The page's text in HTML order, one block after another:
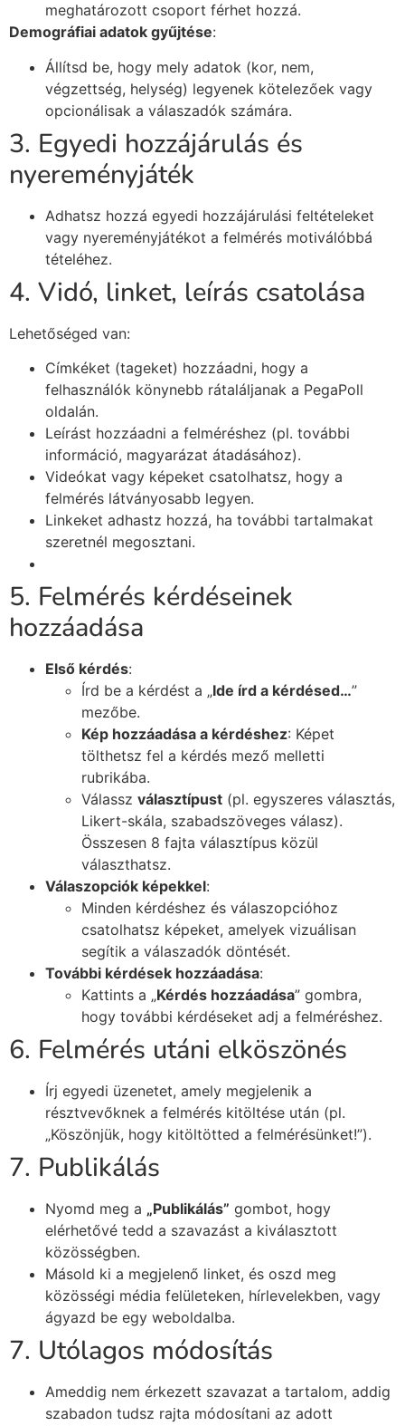
meghatározott csoport férhet hozzá.
Demográfiai adatok gyűjtése:
Állítsd be, hogy mely adatok (kor, nem,
végzettség, helység) legyenek kötelezőek vagy
opcionálisak a válaszadók számára.
3. Egyedi hozzájárulás és
nyereményjáték
Adhatsz hozzá egyedi hozzájárulási feltételeket
vagy nyereményjátékot a felmérés motiválóbbá
tételéhez.
4. Vidó, linket, leírás csatolása
Lehetőséged van:
Címkéket (tageket) hozzáadni, hogy a
felhasználók könynebb rátaláljanak a PegaPoll
oldalán.
Leírást hozzáadni a felméréshez (pl. további
információ, magyarázat átadásához).
Videókat vagy képeket csatolhatsz, hogy a
felmérés látványosabb legyen.
Linkeket adhastz hozzá, ha további tartalmakat
szeretnél megosztani.
5. Felmérés kérdéseinek
hozzáadása
Első kérdés:
Írd be a kérdést a „Ide írd a kérdésed…”
mezőbe.
Kép hozzáadása a kérdéshez: Képet
tölthetsz fel a kérdés mező melletti
rubrikába.
Válassz választípust (pl. egyszeres választás,
Likert-skála, szabadszöveges válasz).
Összesen 8 fajta választípus közül
választhatsz.
Válaszopciók képekkel:
Minden kérdéshez és válaszopcióhoz
csatolhatsz képeket, amelyek vizuálisan
segítik a válaszadók döntését.
További kérdések hozzáadása:
Kattints a „Kérdés hozzáadása” gombra,
hogy további kérdéseket adj a felméréshez.
6. Felmérés utáni elköszönés
Írj egyedi üzenetet, amely megjelenik a
résztvevőknek a felmérés kitöltése után (pl.
„Köszönjük, hogy kitöltötted a felmérésünket!”).
7. Publikálás
Nyomd meg a „Publikálás” gombot, hogy
elérhetővé tedd a szavazást a kiválasztott
közösségben.
Másold ki a megjelenő linket, és oszd meg
közösségi média felületeken, hírlevelekben, vagy
ágyazd be egy weboldalba.
7. Utólagos módosítás
Ameddig nem érkezett szavazat a tartalom, addig
szabadon tudsz rajta módosítani az adott